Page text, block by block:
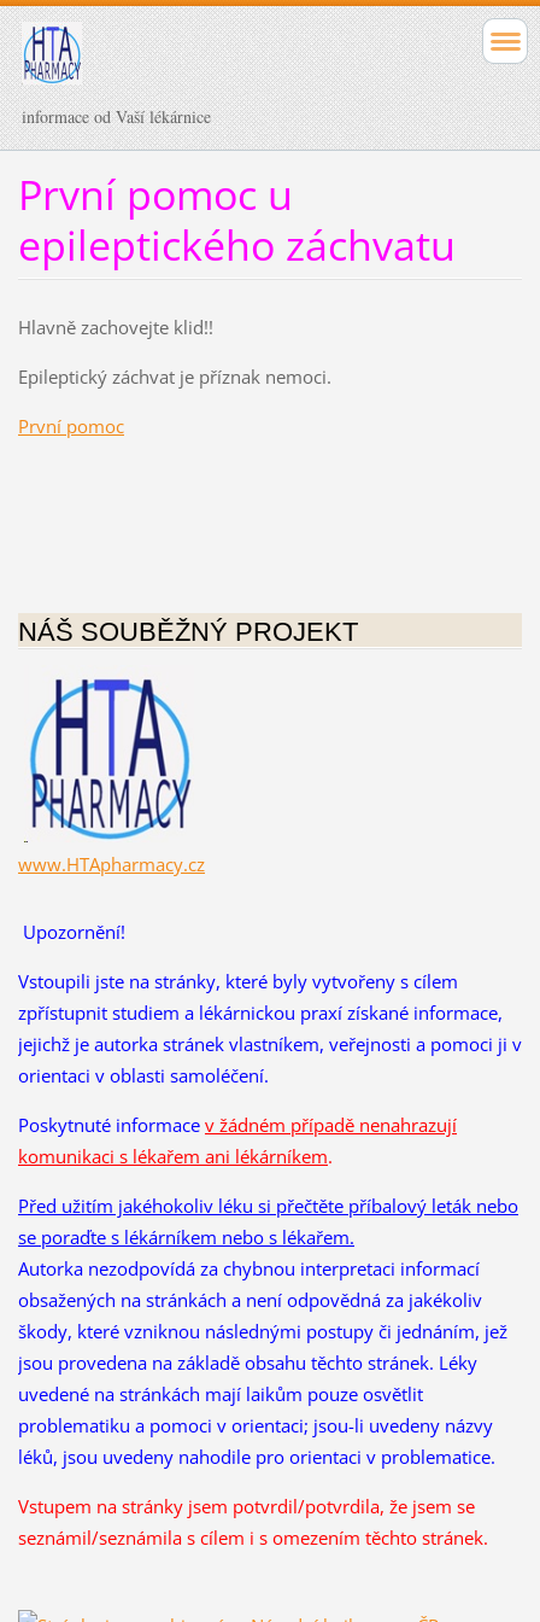
informace od Vaší lékárnice
První pomoc u
epileptického záchvatu
Hlavně zachovejte klid!!
Epileptický záchvat je příznak nemoci.
První pomoc
NÁŠ SOUBĚŽNÝ PROJEKT
www.HTApharmacy.cz
Upozornění!
Vstoupili jste na stránky, které byly vytvořeny s cílem
zpřístupnit studiem a lékárnickou praxí získané informace,
jejichž je autorka stránek vlastníkem, veřejnosti a pomoci ji v
orientaci v oblasti samoléčení.
Poskytnuté informace v žádném případě nenahrazují
komunikaci s lékařem ani lékárníkem.
Před užitím jakéhokoliv léku si přečtěte příbalový leták nebo
se poraďte s lékárníkem nebo s lékařem.
Autorka nezodpovídá za chybnou interpretaci informací
obsažených na stránkách a není odpovědná za jakékoliv
škody, které vzniknou následnými postupy či jednáním, jež
jsou provedena na základě obsahu těchto stránek. Léky
uvedené na stránkách mají laikům pouze osvětlit
problematiku a pomoci v orientaci; jsou-li uvedeny názvy
léků, jsou uvedeny nahodile pro orientaci v problematice.
Vstupem na stránky jsem potvrdil/potvrdila, že jsem se
seznámil/seznámila s cílem i s omezením těchto stránek.